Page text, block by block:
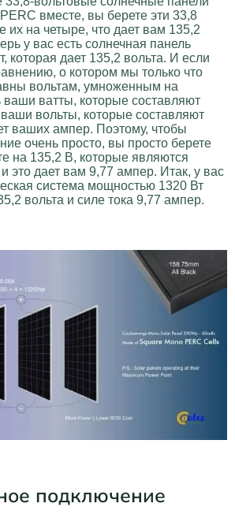
вместе, вы берете эти 33,8
их на четыре, что дает вам 135,2
у вас есть солнечная панель
которая дает 135,2 вольта. И если
о котором мы только что
вольтам, умноженным на
ваши ватты, которые составляют
ваши вольты, которые составляют
ваших ампер. Поэтому, чтобы
очень просто, вы просто берете
на 135,2 В, которые являются
это дает вам 9,77 ампер. Итак, у вас
система мощностью 1320 Вт
вольта и силе тока 9,77 ампер.
подключение